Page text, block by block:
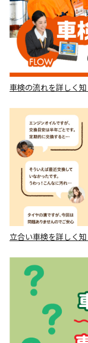
車検の流れを詳しく
立合い車検を詳しく